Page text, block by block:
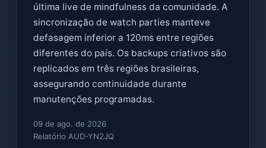
última live de mindfulness da comunidade. A
sincronização de watch parties manteve
defasagem inferior a 120ms entre regiões
diferentes do país. Os backups criativos são
replicados em três regiões brasileiras,
assegurando continuidade durante
manutenções programadas.
09 de ago. de 2026
Relatório AUD-YN2JQ